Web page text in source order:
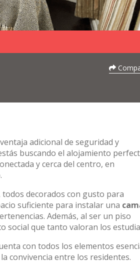
adicional de seguridad y
buscando el alojamiento
y cerca del centro, en
todos decorados con gusto para
suficiente para instalar una
Además, al ser un piso
social que tanto valoran los
con todos los elementos
convivencia entre los residentes.